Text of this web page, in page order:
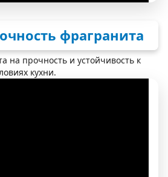
фрагранита
на прочность и устойчивость к
кухни.